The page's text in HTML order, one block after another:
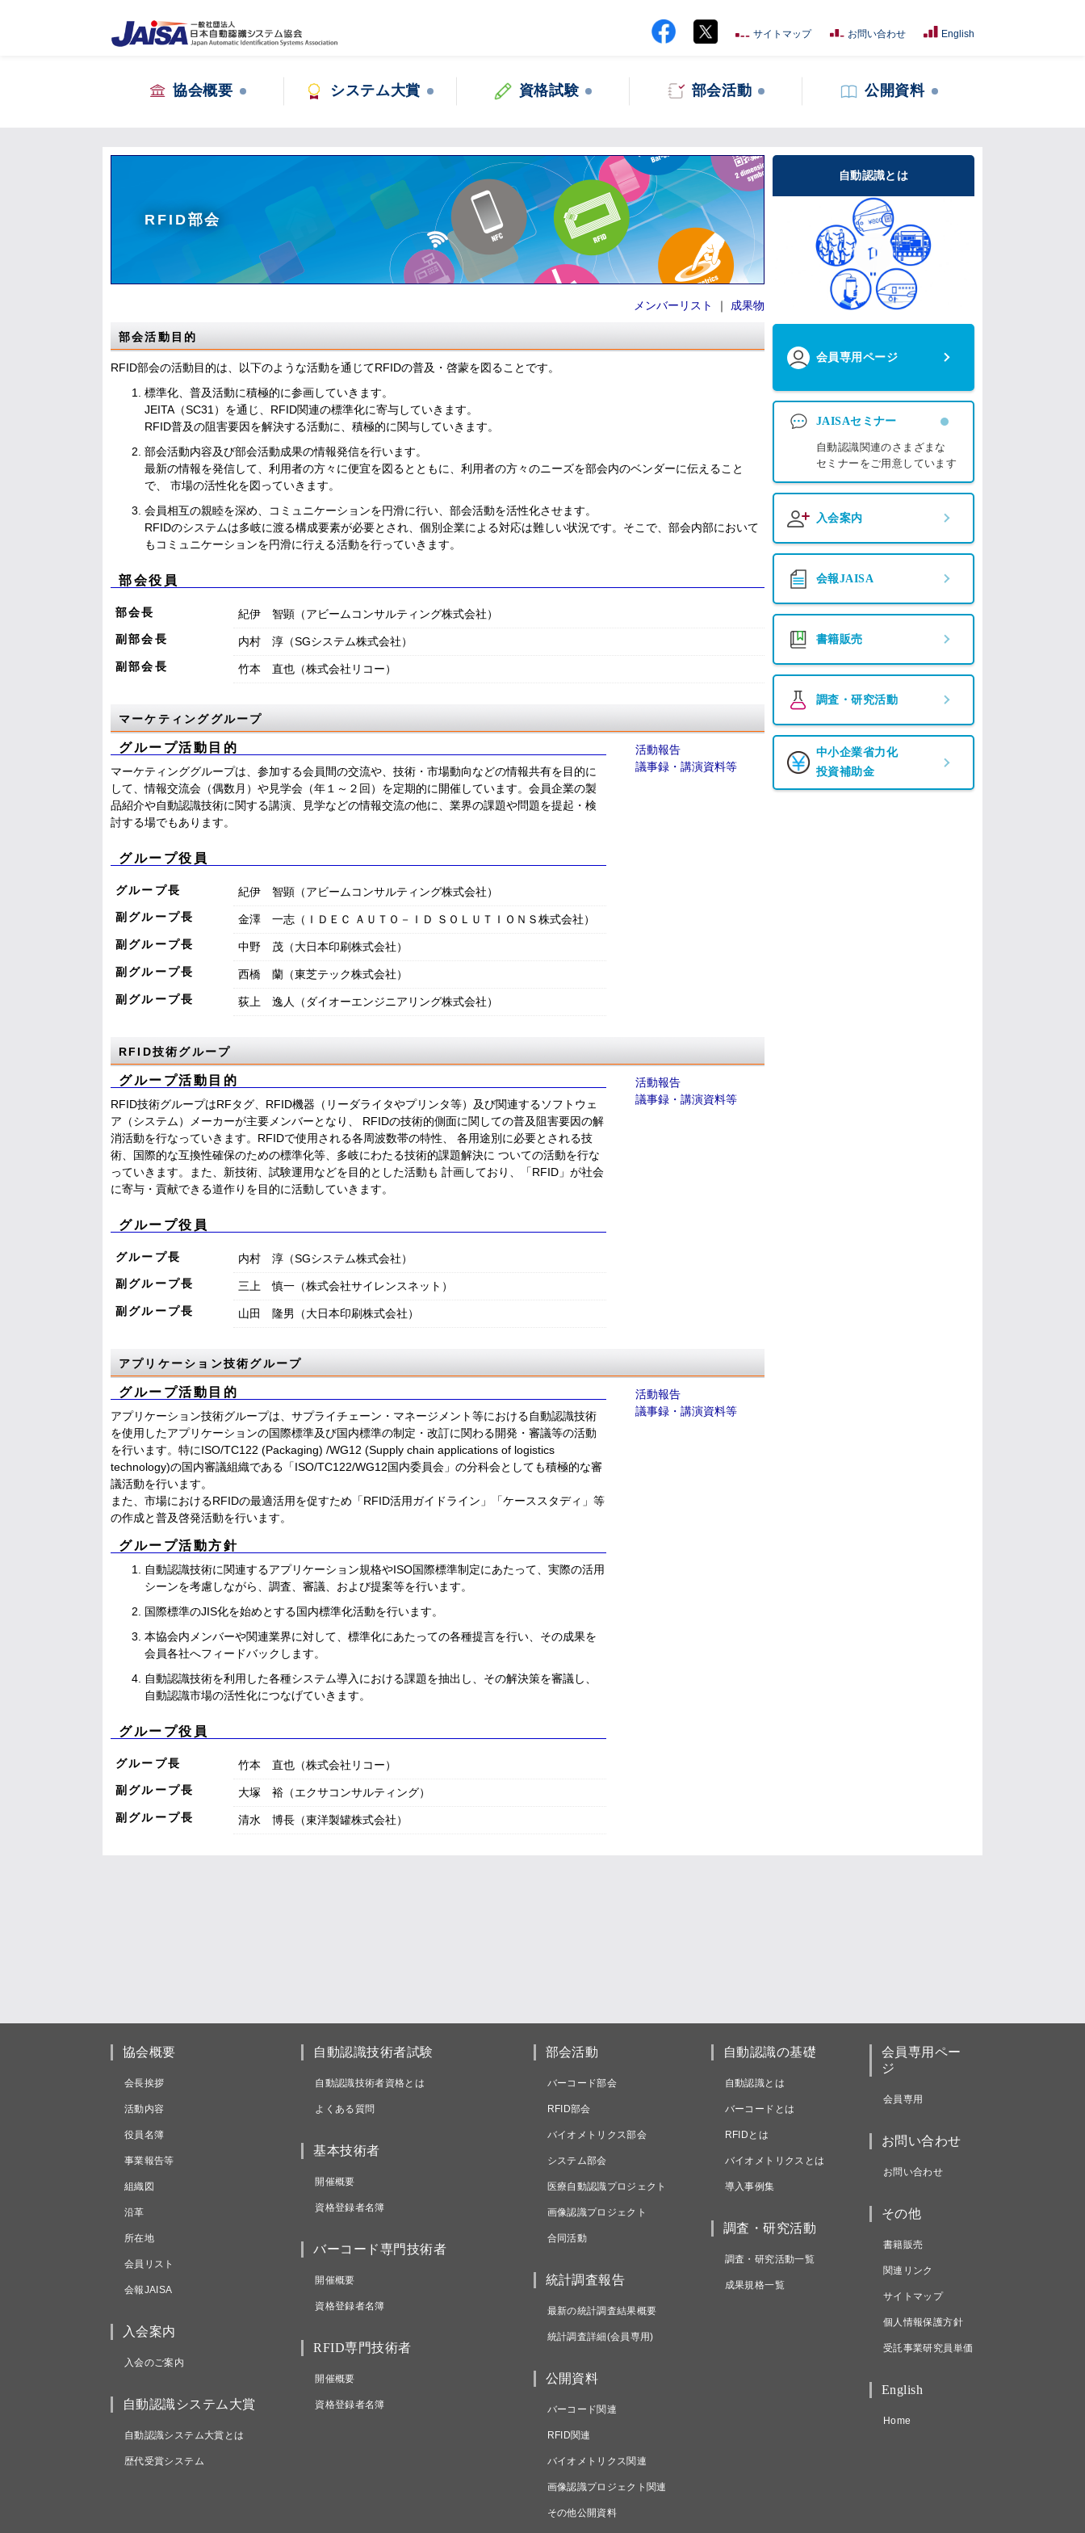
サイトマップ お問い合わせ English
協会概要 システム大賞 資格試験 部会活動 公開資料
RFID部会
メンバーリスト ｜ 成果物
部会活動目的
RFID部会の活動目的は、以下のような活動を通じてRFIDの普及・啓蒙を図ることです。
標準化、普及活動に積極的に参画していきます。
JEITA（SC31）を通じ、RFID関連の標準化に寄与していきます。
RFID普及の阻害要因を解決する活動に、積極的に関与していきます。
部会活動内容及び部会活動成果の情報発信を行います。
最新の情報を発信して、利用者の方々に便宜を図るとともに、利用者の方々のニーズを部会内のベンダーに伝えること
で、 市場の活性化を図っていきます。
会員相互の親睦を深め、コミュニケーションを円滑に行い、部会活動を活性化させます。
RFIDのシステムは多岐に渡る構成要素が必要とされ、個別企業による対応は難しい状況です。そこで、部会内部において
もコミュニケーションを円滑に行える活動を行っていきます。
部会役員
部会長
紀伊 智顕（アビームコンサルティング株式会社）
副部会長
内村 淳（SGシステム株式会社）
副部会長
竹本 直也（株式会社リコー）
マーケティンググループ
グループ活動目的
マーケティンググループは、参加する会員間の交流や、技術・市場動向などの情報共有を目的に
して、情報交流会（偶数月）や見学会（年１～２回）を定期的に開催しています。会員企業の製
品紹介や自動認識技術に関する講演、見学などの情報交流の他に、業界の課題や問題を提起・検
討する場でもあります。
グループ役員
グループ長
紀伊 智顕（アビームコンサルティング株式会社）
副グループ長
金澤 一志（ＩＤＥＣ ＡＵＴＯ－ＩＤ ＳＯＬＵＴＩＯＮＳ株式会社）
副グループ長
中野 茂（大日本印刷株式会社）
副グループ長
西橋 蘭（東芝テック株式会社）
副グループ長
荻上 逸人（ダイオーエンジニアリング株式会社）
活動報告
議事録・講演資料等
RFID技術グループ
グループ活動目的
RFID技術グループはRFタグ、RFID機器（リーダライタやプリンタ等）及び関連するソフトウェ
ア（システム）メーカーが主要メンバーとなり、 RFIDの技術的側面に関しての普及阻害要因の解
消活動を行なっていきます。RFIDで使用される各周波数帯の特性、 各用途別に必要とされる技
術、国際的な互換性確保のための標準化等、多岐にわたる技術的課題解決に ついての活動を行な
っていきます。また、新技術、試験運用などを目的とした活動も 計画しており、「RFID」が社会
に寄与・貢献できる道作りを目的に活動していきます。
グループ役員
グループ長
内村 淳（SGシステム株式会社）
副グループ長
三上 慎一（株式会社サイレンスネット）
副グループ長
山田 隆男（大日本印刷株式会社）
活動報告
議事録・講演資料等
アプリケーション技術グループ
グループ活動目的
アプリケーション技術グループは、サプライチェーン・マネージメント等における自動認識技術
を使用したアプリケーションの国際標準及び国内標準の制定・改訂に関わる開発・審議等の活動
を行います。特にISO/TC122 (Packaging) /WG12 (Supply chain applications of logistics
technology)の国内審議組織である「ISO/TC122/WG12国内委員会」の分科会としても積極的な審
議活動を行います。
また、市場におけるRFIDの最適活用を促すため「RFID活用ガイドライン」「ケーススタディ」等
の作成と普及啓発活動を行います。
グループ活動方針
自動認識技術に関連するアプリケーション規格やISO国際標準制定にあたって、実際の活用
シーンを考慮しながら、調査、審議、および提案等を行います。
国際標準のJIS化を始めとする国内標準化活動を行います。
本協会内メンバーや関連業界に対して、標準化にあたっての各種提言を行い、その成果を
会員各社へフィードバックします。
自動認識技術を利用した各種システム導入における課題を抽出し、その解決策を審議し、
自動認識市場の活性化につなげていきます。
グループ役員
グループ長
竹本 直也（株式会社リコー）
副グループ長
大塚 裕（エクサコンサルティング）
副グループ長
清水 博長（東洋製罐株式会社）
活動報告
議事録・講演資料等
自動認識とは
会員専用ページ
JAISAセミナー
自動認識関連のさまざまな
セミナーをご用意しています
入会案内
会報JAISA
書籍販売
調査・研究活動
中小企業省力化
投資補助金
協会概要
会長挨拶
活動内容
役員名簿
事業報告等
組織図
沿革
所在地
会員リスト
会報JAISA
入会案内
入会のご案内
自動認識システム大賞
自動認識システム大賞とは
歴代受賞システム
自動認識技術者試験
自動認識技術者資格とは
よくある質問
基本技術者
開催概要
資格登録者名簿
バーコード専門技術者
開催概要
資格登録者名簿
RFID専門技術者
開催概要
資格登録者名簿
部会活動
バーコード部会
RFID部会
バイオメトリクス部会
システム部会
医療自動認識プロジェクト
画像認識プロジェクト
合同活動
統計調査報告
最新の統計調査結果概要
統計調査詳細(会員専用)
公開資料
バーコード関連
RFID関連
バイオメトリクス関連
画像認識プロジェクト関連
その他公開資料
自動認識の基礎
自動認識とは
バーコードとは
RFIDとは
バイオメトリクスとは
導入事例集
調査・研究活動
調査・研究活動一覧
成果規格一覧
会員専用ペー
ジ
会員専用
お問い合わせ
お問い合わせ
その他
書籍販売
関連リンク
サイトマップ
個人情報保護方針
受託事業研究員単価
English
Home